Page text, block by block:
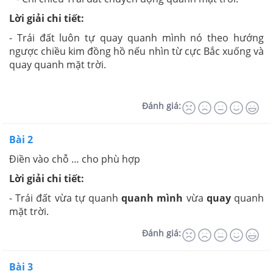
Lời giải chi tiết:
- Trái đất luôn tự quay quanh mình nó theo hướng
ngược chiều kim đồng hồ nếu nhìn từ cực Bắc xuống và
quay quanh mặt trời.
Đánh giá:
Bài 2
Điền vào chỗ … cho phù hợp
Lời giải chi tiết:
- Trái đất vừa tự quanhquanh mình vừa quayquanh
mặt trời.
Đánh giá:
Bài 3